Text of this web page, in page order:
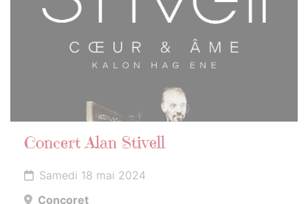
Concert Alan Stivell
Samedi 18 mai 2024
Concoret